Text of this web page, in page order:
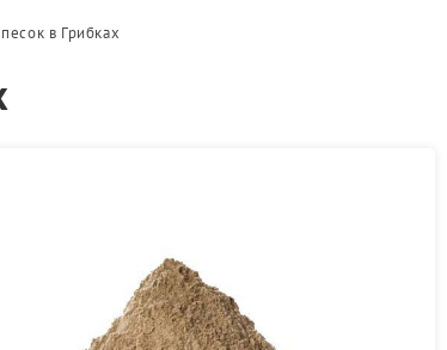
в Грибках